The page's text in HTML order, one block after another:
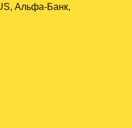
Альфа-Банк,